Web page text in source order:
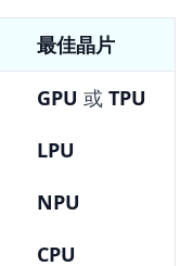
最佳晶片
GPU 或 TPU
LPU
NPU
CPU